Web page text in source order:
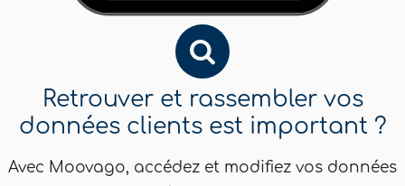
Retrouver et rassembler vos
données clients est important ?
Avec Moovago, accédez et modifiez vos données